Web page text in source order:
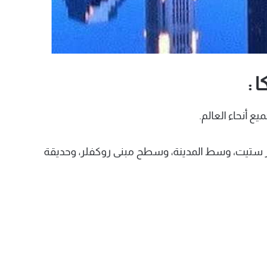
أنحاء العالم.
ستيت، وسط المدينة، وسطح مبنى روكفلر، وحديقة